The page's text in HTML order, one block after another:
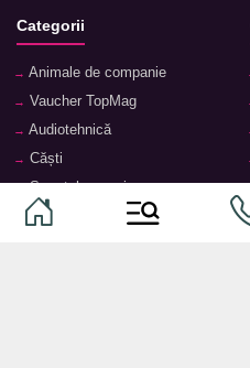
Categorii
Animale de companie
Vaucher TopMag
Audiotehnică
Căști
Smartphone-uri
Smart watch-uri